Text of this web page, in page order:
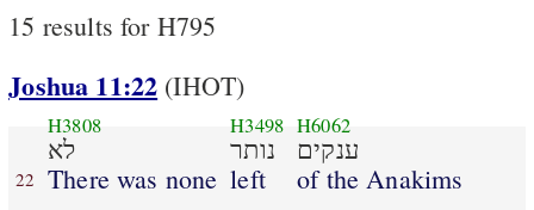
15 results for H795
Joshua 11:22 (IHOT)
22
H3808
לא
There was none
H3498
נותר
left
H6062
ענקים
of the Anakims